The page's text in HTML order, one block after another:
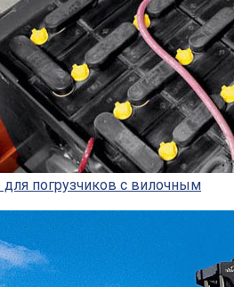
погрузчиков с вилочным